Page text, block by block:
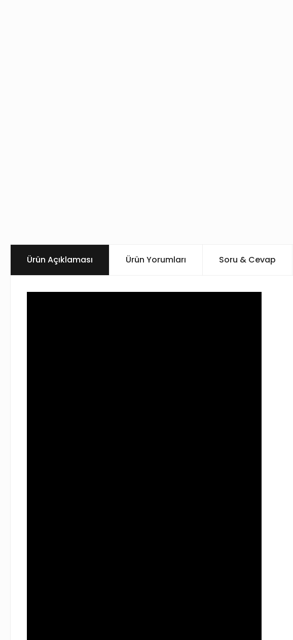
Ürün Açıklaması Ürün Yorumları Soru & Cevap